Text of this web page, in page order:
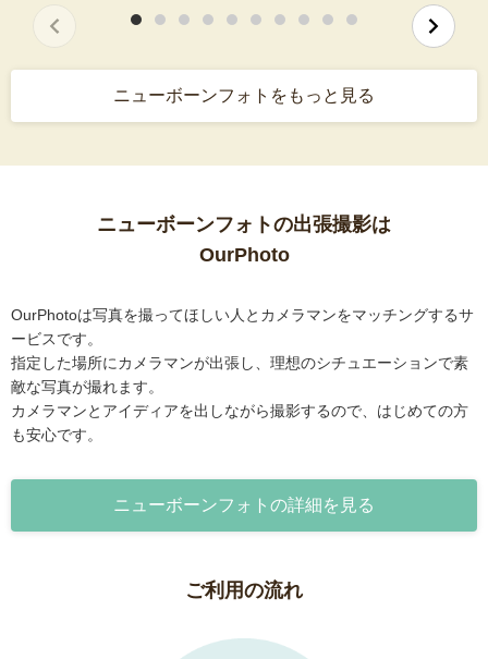
ニューボーンフォトをもっと見る
ニューボーンフォトの出張撮影は
OurPhoto
OurPhotoは写真を撮ってほしい人とカメラマンをマッチングするサ
ービスです。
指定した場所にカメラマンが出張し、理想のシチュエーションで素
敵な写真が撮れます。
カメラマンとアイディアを出しながら撮影するので、はじめての方
も安心です。
ニューボーンフォトの詳細を見る
ご利用の流れ